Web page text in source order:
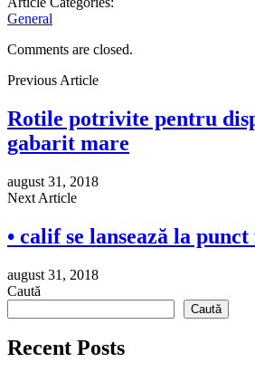
General
Comments are closed.
Previous Article
Rotile potrivite pentru
gabarit mare
august 31, 2018
Next Article
• calif se lansează la
august 31, 2018
Caută
Caută
Recent Posts